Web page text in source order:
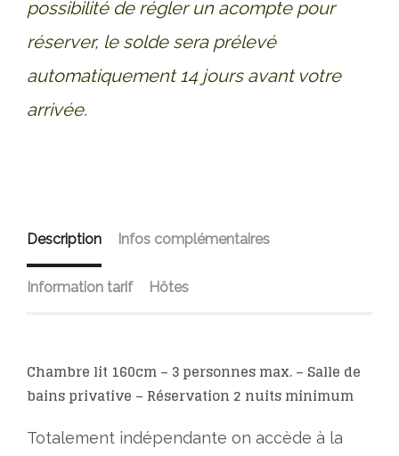
possibilité de régler un acompte pour
réserver, le solde sera prélevé
automatiquement 14 jours avant votre
arrivée.
Description Infos complémentaires
Information tarif Hôtes
Chambre lit 160cm – 3 personnes max. – Salle de
bains privative – Réservation 2 nuits minimum
Totalement indépendante on accède à la